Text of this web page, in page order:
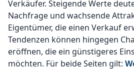
Verkäufer. Steigende Werte
Nachfrage und wachsende
Eigentümer, die einen Verkauf
Tendenzen können hingegen
eröffnen, die ein günstigeres
möchten. Für beide Seiten gilt: